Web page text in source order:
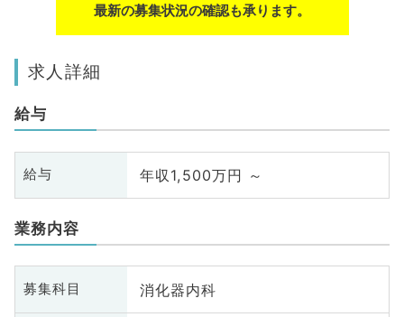
最新の募集状況の確認も承ります。
求人詳細
給与
給与 年収1,500万円 ～
業務内容
募集科目 消化器内科